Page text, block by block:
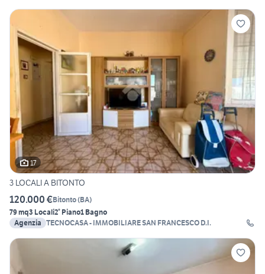
17
3 LOCALI A BITONTO
120.000 €Bitonto(BA)
79 mq3 Locali2° Piano1 Bagno
Agenzia TECNOCASA - IMMOBILIARE SAN FRANCESCO D.I.